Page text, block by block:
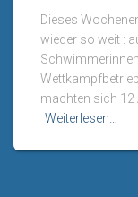
Dieses
wieder so weit :
machten sich 12
Weiterlesen…